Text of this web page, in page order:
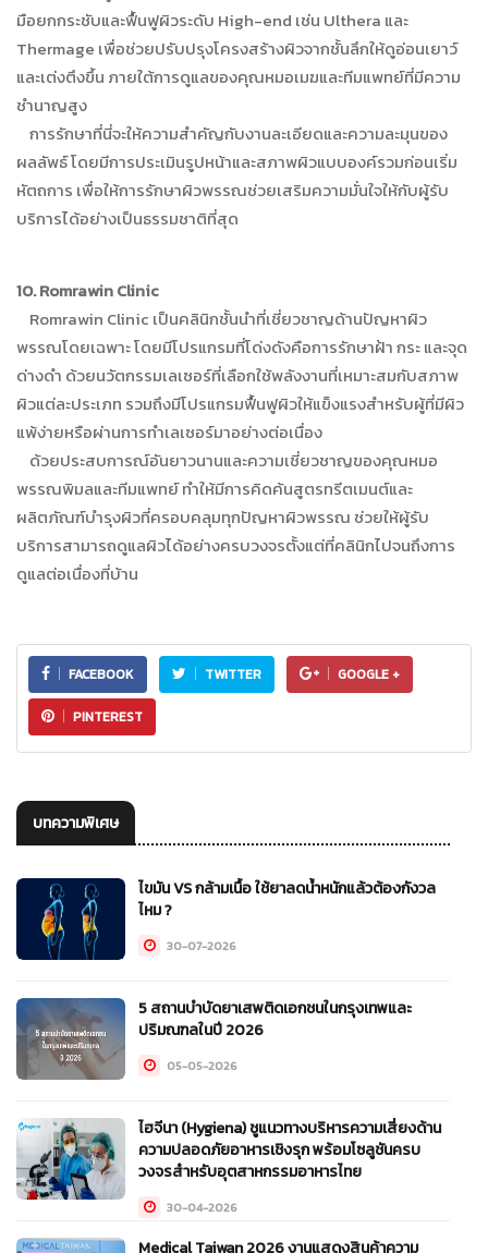
มือยกกระชับและฟื้นฟูผิวระดับ High-end เช่น Ulthera และ
Thermage เพื่อช่วยปรับปรุงโครงสร้างผิวจากชั้นลึกให้ดูอ่อนเยาว์
และเต่งตึงขึ้น ภายใต้การดูแลของคุณหมอเมฆและทีมแพทย์ที่มีความ
ชำนาญสูง
การรักษาที่นี่จะให้ความสำคัญกับงานละเอียดและความละมุนของ
ผลลัพธ์ โดยมีการประเมินรูปหน้าและสภาพผิวแบบองค์รวมก่อนเริ่ม
หัตถการ เพื่อให้การรักษาผิวพรรณช่วยเสริมความมั่นใจให้กับผู้รับ
บริการได้อย่างเป็นธรรมชาติที่สุด
10. Romrawin Clinic
Romrawin Clinic เป็นคลินิกชั้นนำที่เชี่ยวชาญด้านปัญหาผิว
พรรณโดยเฉพาะ โดยมีโปรแกรมที่โด่งดังคือการรักษาฝ้า กระ และจุด
ด่างดำ ด้วยนวัตกรรมเลเซอร์ที่เลือกใช้พลังงานที่เหมาะสมกับสภาพ
ผิวแต่ละประเภท รวมถึงมีโปรแกรมฟื้นฟูผิวให้แข็งแรงสำหรับผู้ที่มีผิว
แพ้ง่ายหรือผ่านการทำเลเซอร์มาอย่างต่อเนื่อง
ด้วยประสบการณ์อันยาวนานและความเชี่ยวชาญของคุณหมอ
พรรณพิมลและทีมแพทย์ ทำให้มีการคิดค้นสูตรทรีตเมนต์และ
ผลิตภัณฑ์บำรุงผิวที่ครอบคลุมทุกปัญหาผิวพรรณ ช่วยให้ผู้รับ
บริการสามารถดูแลผิวได้อย่างครบวงจรตั้งแต่ที่คลินิกไปจนถึงการ
ดูแลต่อเนื่องที่บ้าน
FACEBOOK TWITTER GOOGLE +
PINTEREST
บทความพิเศษ
ไขมัน VS กล้ามเนื้อ ใช้ยาลดน้ำหนักแล้วต้องกังวล
ไหม ?
30-07-2026
5 สถานบําบัดยาเสพติดเอกชนในกรุงเทพและ
ปริมณฑลในปี 2026
05-05-2026
ไฮจีนา (Hygiena) ชูแนวทางบริหารความเสี่ยงด้าน
ความปลอดภัยอาหารเชิงรุก พร้อมโซลูชันครบ
วงจรสำหรับอุตสาหกรรมอาหารไทย
30-04-2026
Medical Taiwan 2026 งานแสดงสินค้าความ